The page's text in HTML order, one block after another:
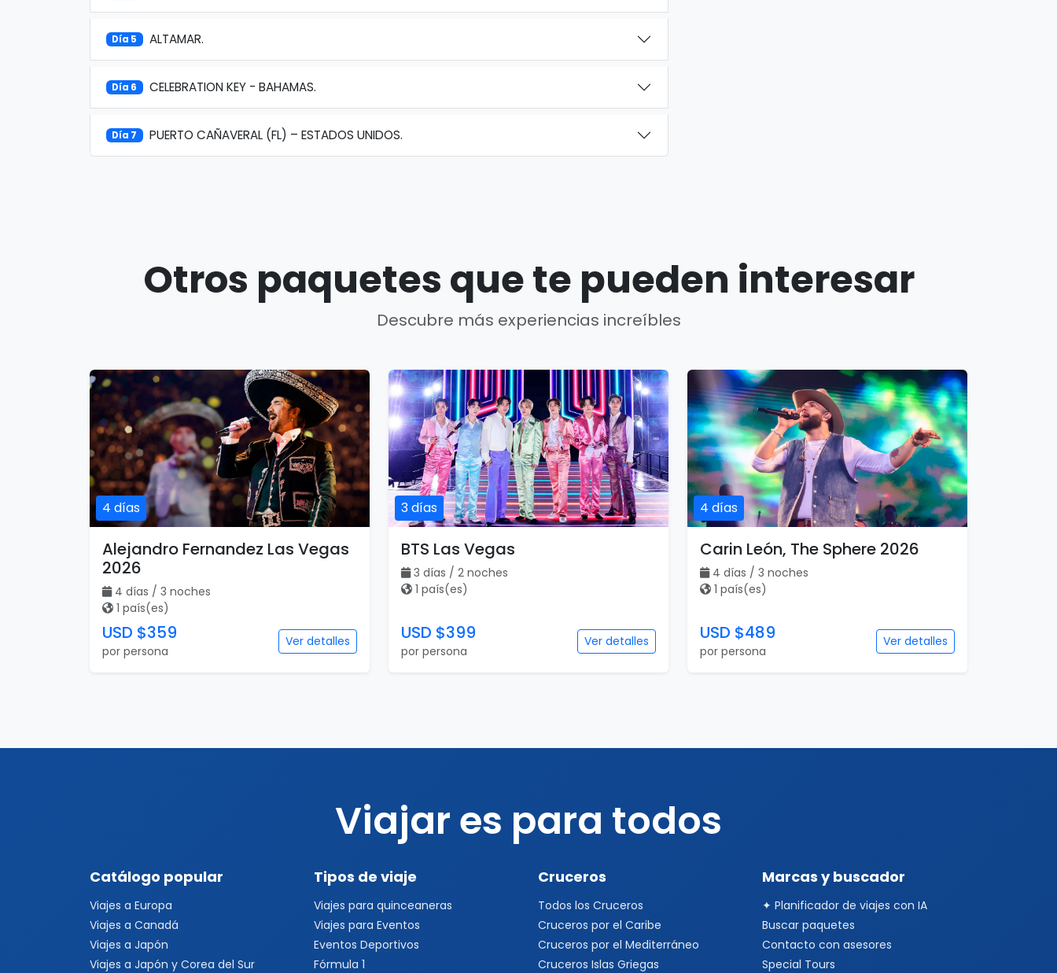
Día 5 ALTAMAR.
Día 6 CELEBRATION KEY - BAHAMAS.
Día 7 PUERTO CAÑAVERAL (FL) – ESTADOS UNIDOS.
Otros paquetes que te pueden interesar
Descubre más experiencias increíbles
4 días
Alejandro Fernandez Las Vegas
2026
4 días / 3 noches
1 país(es)
USD $359
por persona
Ver detalles
3 días
BTS Las Vegas
3 días / 2 noches
1 país(es)
USD $399
por persona
Ver detalles
4 días
Carin León, The Sphere 2026
4 días / 3 noches
1 país(es)
USD $489
por persona
Ver detalles
Viajar es para todos
Catálogo popular
Viajes a Europa
Viajes a Canadá
Viajes a Japón
Viajes a Japón y Corea del Sur
Tipos de viaje
Viajes para quinceaneras
Viajes para Eventos
Eventos Deportivos
Fórmula 1
Cruceros
Todos los Cruceros
Cruceros por el Caribe
Cruceros por el Mediterráneo
Cruceros Islas Griegas
Marcas y buscador
✦ Planificador de viajes con IA
Buscar paquetes
Contacto con asesores
Special Tours